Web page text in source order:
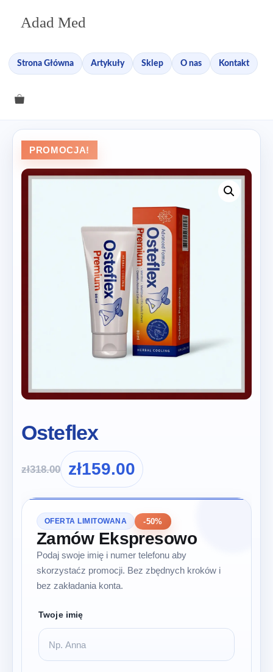
Adad Med
Strona Główna Artykuły Sklep O nas Kontakt
PROMOCJA!
Osteflex
zł318.00 zł159.00
OFERTA LIMITOWANA -50%
Zamów Ekspresowo
Podaj swoje imię i numer telefonu aby
skorzystaćz promocji. Bez zbędnych kroków i
bez zakładania konta.
Twoje imię